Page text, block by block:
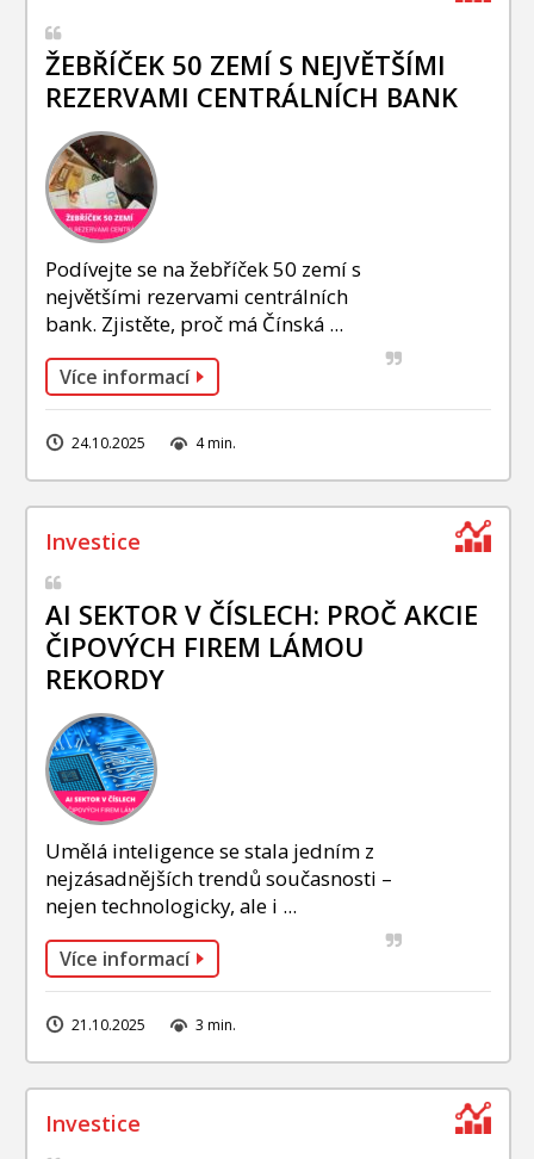
ŽEBŘÍČEK 50 ZEMÍ S NEJVĚTŠÍMI
REZERVAMI CENTRÁLNÍCH BANK
Podívejte se na žebříček 50 zemí s
největšími rezervami centrálních
bank. Zjistěte, proč má Čínská ...
Více informací
24.10.2025 4 min.
AI SEKTOR V ČÍSLECH: PROČ AKCIE
ČIPOVÝCH FIREM LÁMOU
REKORDY
Umělá inteligence se stala jedním z
nejzásadnějších trendů současnosti –
nejen technologicky, ale i ...
Více informací
21.10.2025 3 min.